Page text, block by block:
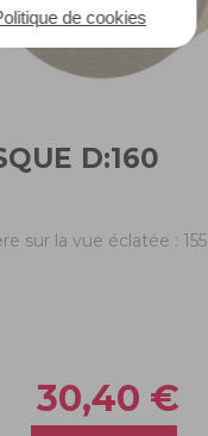
de cookies
D:160
sur la vue éclatée : 155
30,40 €